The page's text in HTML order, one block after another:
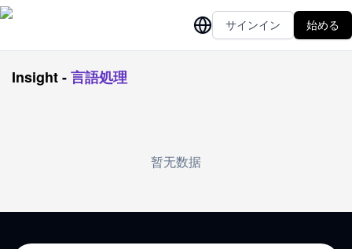
サインイン 始める
Insight-言語処理
暂无数据